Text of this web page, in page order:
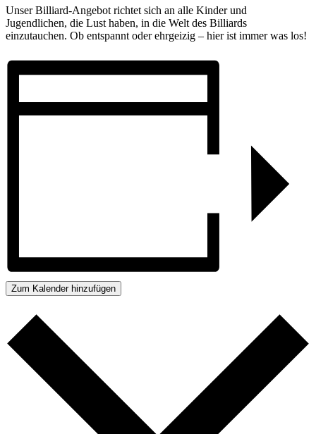
Unser Billiard-Angebot richtet sich an alle Kinder und
Jugendlichen, die Lust haben, in die Welt des Billiards
einzutauchen. Ob entspannt oder ehrgeizig – hier ist immer was los!
Zum Kalender hinzufügen